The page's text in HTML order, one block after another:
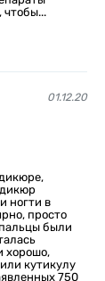
чтобы...
01.12.20
ногти в
просто
были
хорошо,
кутикулу
750